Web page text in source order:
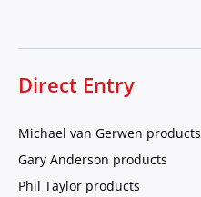
Direct Entry
Michael van Gerwen products
Gary Anderson products
Phil Taylor products